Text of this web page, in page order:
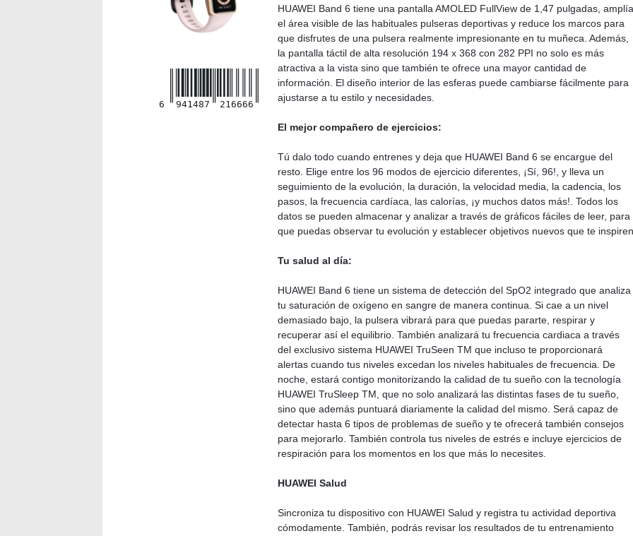
6 941487 216666
HUAWEI Band 6 tiene una pantalla AMOLED FullView de 1,47 pulgadas, amplía
el área visible de las habituales pulseras deportivas y reduce los marcos para
que disfrutes de una pulsera realmente impresionante en tu muñeca. Además,
la pantalla táctil de alta resolución 194 x 368 con 282 PPI no solo es más
atractiva a la vista sino que también te ofrece una mayor cantidad de
información. El diseño interior de las esferas puede cambiarse fácilmente para
ajustarse a tu estilo y necesidades.
El mejor compañero de ejercicios:
Tú dalo todo cuando entrenes y deja que HUAWEI Band 6 se encargue del
resto. Elige entre los 96 modos de ejercicio diferentes, ¡Sí, 96!, y lleva un
seguimiento de la evolución, la duración, la velocidad media, la cadencia, los
pasos, la frecuencia cardíaca, las calorías, ¡y muchos datos más!. Todos los
datos se pueden almacenar y analizar a través de gráficos fáciles de leer, para
que puedas observar tu evolución y establecer objetivos nuevos que te inspiren
Tu salud al día:
HUAWEI Band 6 tiene un sistema de detección del SpO2 integrado que analiza
tu saturación de oxígeno en sangre de manera continua. Si cae a un nivel
demasiado bajo, la pulsera vibrará para que puedas pararte, respirar y
recuperar así el equilibrio. También analizará tu frecuencia cardiaca a través
del exclusivo sistema HUAWEI TruSeen TM que incluso te proporcionará
alertas cuando tus niveles excedan los niveles habituales de frecuencia. De
noche, estará contigo monitorizando la calidad de tu sueño con la tecnología
HUAWEI TruSleep TM, que no solo analizará las distintas fases de tu sueño,
sino que además puntuará diariamente la calidad del mismo. Será capaz de
detectar hasta 6 tipos de problemas de sueño y te ofrecerá también consejos
para mejorarlo. También controla tus niveles de estrés e incluye ejercicios de
respiración para los momentos en los que más lo necesites.
HUAWEI Salud
Sincroniza tu dispositivo con HUAWEI Salud y registra tu actividad deportiva
cómodamente. También, podrás revisar los resultados de tu entrenamiento